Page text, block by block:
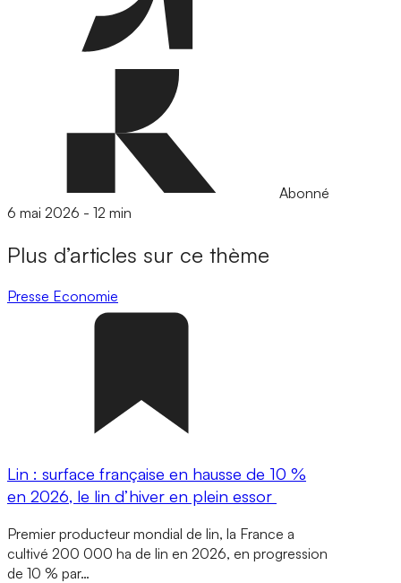
Abonné
6 mai 2026 - 12 min
Plus d’articles sur ce thème
Presse Economie
Lin : surface française en hausse de 10 %
en 2026, le lin d’hiver en plein essor
Premier producteur mondial de lin, la France a
cultivé 200 000 ha de lin en 2026, en progression
de 10 % par…